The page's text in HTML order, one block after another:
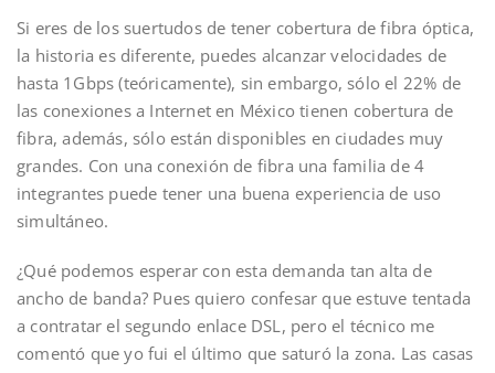
Si eres de los suertudos de tener cobertura de fibra óptica,
la historia es diferente, puedes alcanzar velocidades de
hasta 1Gbps (teóricamente), sin embargo, sólo el 22% de
las conexiones a Internet en México tienen cobertura de
fibra, además, sólo están disponibles en ciudades muy
grandes. Con una conexión de fibra una familia de 4
integrantes puede tener una buena experiencia de uso
simultáneo.
¿Qué podemos esperar con esta demanda tan alta de
ancho de banda? Pues quiero confesar que estuve tentada
a contratar el segundo enlace DSL, pero el técnico me
comentó que yo fui el último que saturó la zona. Las casas